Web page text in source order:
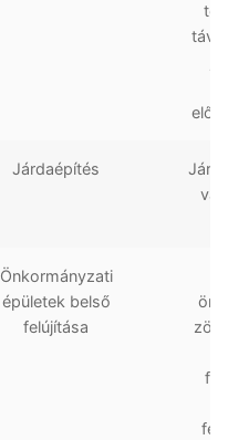
Járdaépítés
Önkormányzati
épületek belső
felújítása